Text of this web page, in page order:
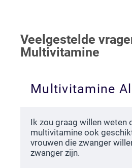
Veelgestelde
Multivitamine
Multivitamine
Ik zou graag willen weten
multivitamine ook
vrouwen die zwanger
zwanger zijn.